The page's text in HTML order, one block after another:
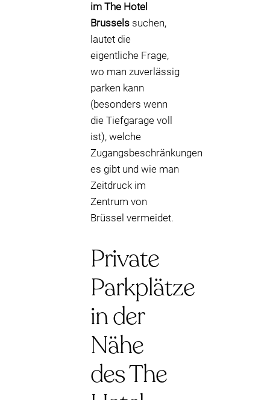
im The Hotel
Brussels suchen,
lautet die
eigentliche Frage,
wo man zuverlässig
parken kann
(besonders wenn
die Tiefgarage voll
ist), welche
Zugangsbeschränkungen
es gibt und wie man
Zeitdruck im
Zentrum von
Brüssel vermeidet.
Private
Parkplätze
in der
Nähe
des The